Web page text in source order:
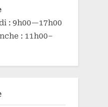
: 9h00—17h00
: 11h00–